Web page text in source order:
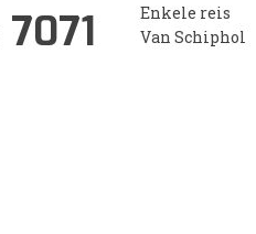
7071
Enkele reis
Van Schiphol